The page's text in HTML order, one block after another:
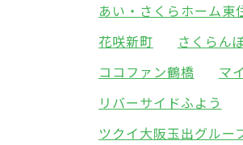
あい・さくらホーム東
花咲新町
さくらん
ココファン鶴橋
マ
リバーサイドふよう
ツクイ大阪玉出グルー